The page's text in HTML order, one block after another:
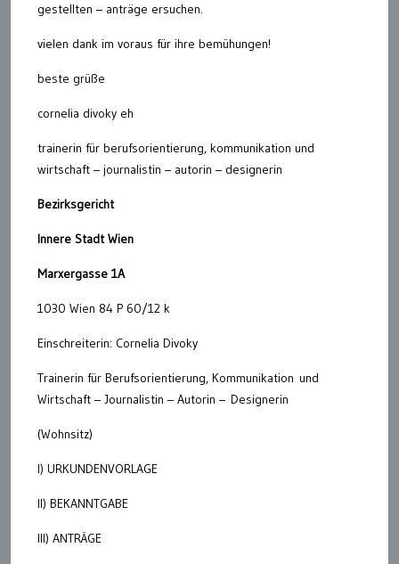
gestellten – anträge ersuchen.
vielen dank im voraus für ihre bemühungen!
beste grüße
cornelia divoky eh
trainerin für berufsorientierung, kommunikation und
wirtschaft – journalistin – autorin – designerin
Bezirksgericht
Innere Stadt Wien
Marxergasse 1A
1030 Wien 84 P 60/12 k
Einschreiterin: Cornelia Divoky
Trainerin für Berufsorientierung, Kommunikation und
Wirtschaft – Journalistin – Autorin – Designerin
(Wohnsitz)
I) URKUNDENVORLAGE
II) BEKANNTGABE
III) ANTRÄGE